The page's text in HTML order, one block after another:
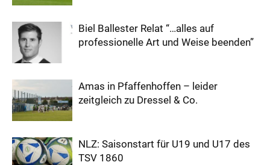
Biel Ballester Relat “…alles auf
professionelle Art und Weise beenden”
Amas in Pfaffenhoffen – leider
zeitgleich zu Dressel & Co.
NLZ: Saisonstart für U19 und U17 des
TSV 1860